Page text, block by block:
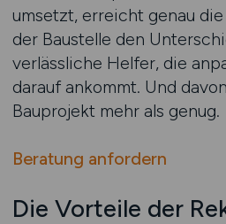
umsetzt, erreicht genau
der Baustelle den
verlässliche Helfer, die
darauf ankommt. Und
Bauprojekt mehr als genug.
Beratung anfordern
Die Vorteile der